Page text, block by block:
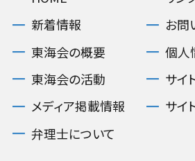
新着情報
東海会の概要
東海会の活動
メディア掲載情報
弁理士について
お問
個人
サイ
サイ